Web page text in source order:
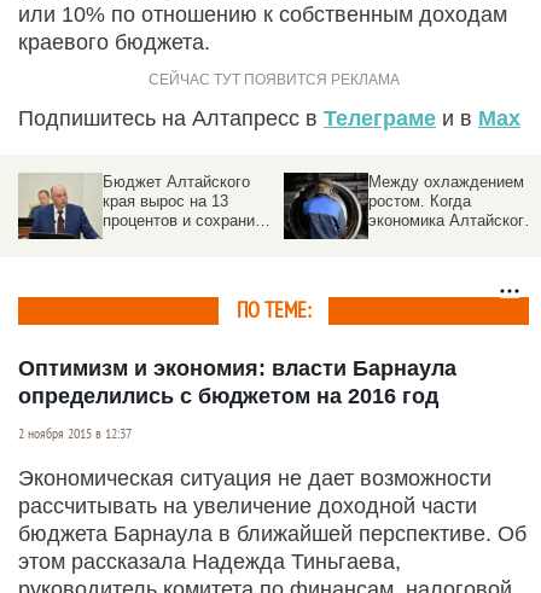
или 10% по отношению к собственным доходам
краевого бюджета.
Подпишитесь на Алтапресс в Телеграме и в Max
Бюджет Алтайского
края вырос на 13
процентов и сохранил
Между охлаждением и
ростом. Когда
экономика Алтайского
ПО ТЕМЕ:
Оптимизм и экономия: власти Барнаула
определились с бюджетом на 2016 год
2 ноября 2015 в 12:37
Экономическая ситуация не дает возможности
рассчитывать на увеличение доходной части
бюджета Барнаула в ближайшей перспективе. Об
этом рассказала Надежда Тиньгаева,